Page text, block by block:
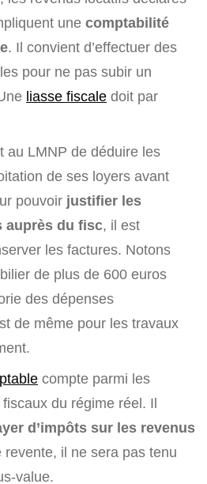
une comptabilité
. Il convient d’effectuer des
pour ne pas subir un
liasse fiscale doit par
au LMNP de déduire les
de ses loyers avant
pouvoir justifier les
auprès du fisc, il est
les factures. Notons
de plus de 600 euros
des dépenses
de même pour les travaux
compte parmi les
du régime réel. Il
d’impôts sur les revenus
revente, il ne sera pas tenu
value.